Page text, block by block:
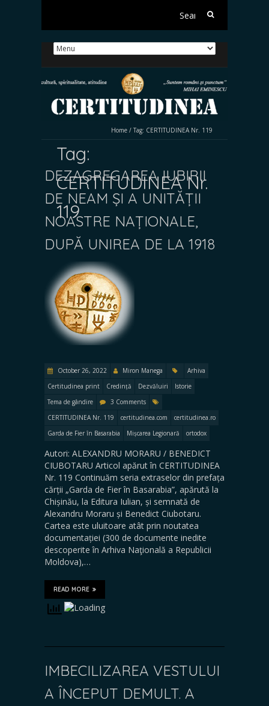
Search
Home / Tag: CERTITUDINEA Nr. 119
Tag:
CERTITUDINEA Nr.
119
DEZAGREGAREA IUBIRII
DE NEAM ȘI A UNITĂȚII
NOASTRE NAȚIONALE,
DUPĂ UNIREA DE LA 1918
October 26, 2022 Miron Manega
Arhiva
Certitudinea print
Credință Dezvăluiri
Istorie
Tema de gândire
3 Comments
CERTITUDINEA Nr. 119
certitudinea.com
certitudinea.ro
Garda de Fier în Basarabia
Mișcarea Legionară ortodox
Autori: ALEXANDRU MORARU / BENEDICT
CIUBOTARU Articol apărut în CERTITUDINEA
Nr. 119 Continuăm seria extraselor din prefața
cărții „Garda de Fier în Basarabia”, apărută la
Chișinău, la Editura Iulian, și semnată de
Alexandru Moraru și Benedict Ciubotaru.
Cartea este uluitoare atât prin noutatea
documentației (300 de documente inedite
descoperite în Arhiva Naţională a Republicii
Moldova),…
READ MORE
IMBECILIZAREA VESTULUI
A ÎNCEPUT DEMULT. A